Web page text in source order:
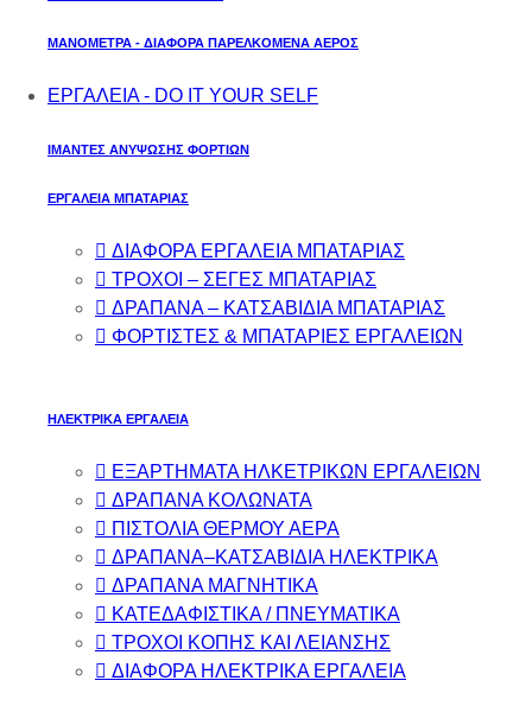
ΜΑΝΟΜΕΤΡΑ - ΔΙΑΦΟΡΑ ΠΑΡΕΛΚΟΜΕΝΑ ΑΕΡΟΣ
ΕΡΓΑΛΕΙΑ - DO IT YOUR SELF
ΙΜΑΝΤΕΣ ΑΝΥΨΩΣΗΣ ΦΟΡΤΙΩΝ
ΕΡΓΑΛΕΙΑ ΜΠΑΤΑΡΙΑΣ
ΔΙΑΦΟΡΑ ΕΡΓΑΛΕΙΑ ΜΠΑΤΑΡΙΑΣ
ΤΡΟΧΟΙ – ΣΕΓΕΣ ΜΠΑΤΑΡΙΑΣ
ΔΡΑΠΑΝΑ – ΚΑΤΣΑΒΙΔΙΑ ΜΠΑΤΑΡΙΑΣ
ΦΟΡΤΙΣΤΕΣ & ΜΠΑΤΑΡΙΕΣ ΕΡΓΑΛΕΙΩΝ
ΗΛΕΚΤΡΙΚΑ ΕΡΓΑΛΕΙΑ
ΕΞΑΡΤΗΜΑΤΑ ΗΛΚΕΤΡΙΚΩΝ ΕΡΓΑΛΕΙΩΝ
ΔΡΑΠΑΝΑ ΚΟΛΩΝΑΤΑ
ΠΙΣΤΟΛΙΑ ΘΕΡΜΟΥ ΑΕΡΑ
ΔΡΑΠΑΝΑ–ΚΑΤΣΑΒΙΔΙΑ ΗΛΕΚΤΡΙΚΑ
ΔΡΑΠΑΝΑ ΜΑΓΝΗΤΙΚΑ
ΚΑΤΕΔΑΦΙΣΤΙΚΑ / ΠΝΕΥΜΑΤΙΚΑ
ΤΡΟΧΟΙ ΚΟΠΗΣ ΚΑΙ ΛΕΙΑΝΣΗΣ
ΔΙΑΦΟΡΑ ΗΛΕΚΤΡΙΚΑ ΕΡΓΑΛΕΙΑ